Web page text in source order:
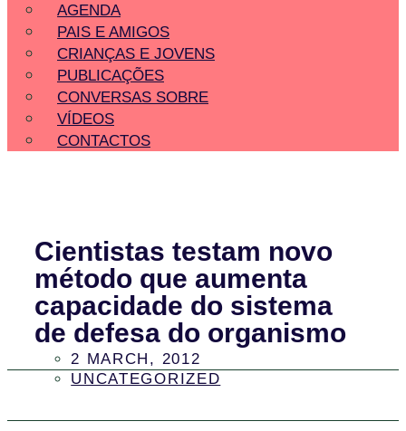
AGENDA
PAIS E AMIGOS
CRIANÇAS E JOVENS
PUBLICAÇÕES
CONVERSAS SOBRE
VÍDEOS
CONTACTOS
Cientistas testam novo
método que aumenta
capacidade do sistema
de defesa do organismo
2 MARCH, 2012
UNCATEGORIZED